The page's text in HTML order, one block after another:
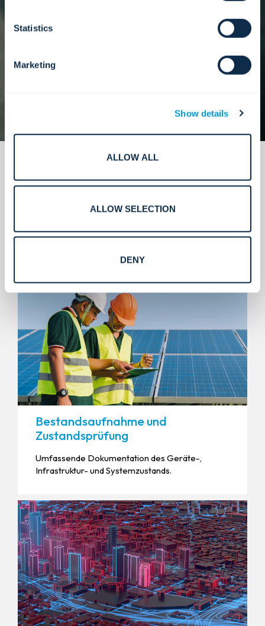
Statistics
Marketing
Show details
ALLOW ALL
ALLOW SELECTION
DENY
Was wir liefern.
Bestandsaufnahme und
Zustandsprüfung
Umfassende Dokumentation des Geräte-,
Infrastruktur- und Systemzustands.